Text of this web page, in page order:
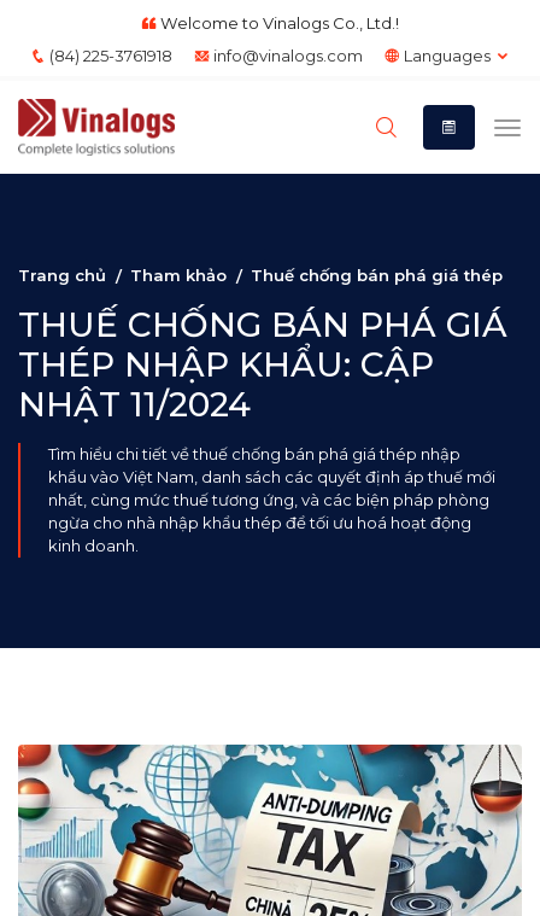
Welcome to Vinalogs Co., Ltd.!
(84) 225-3761918
info@vinalogs.com Languages
Trang chủ Tham khảo Thuế chống bán phá giá thép
THUẾ CHỐNG BÁN PHÁ GIÁ
THÉP NHẬP KHẨU: CẬP
NHẬT 11/2024
Tìm hiểu chi tiết về thuế chống bán phá giá thép nhập
khẩu vào Việt Nam, danh sách các quyết định áp thuế mới
nhất, cùng mức thuế tương ứng, và các biện pháp phòng
ngừa cho nhà nhập khẩu thép để tối ưu hoá hoạt động
kinh doanh.